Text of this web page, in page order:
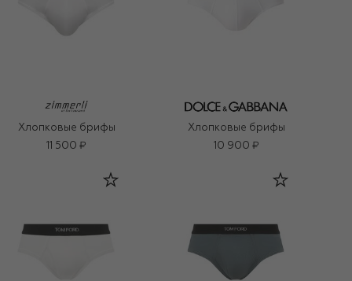
Хлопковые брифы
11 500 ₽
Хлопковые брифы
10 900 ₽